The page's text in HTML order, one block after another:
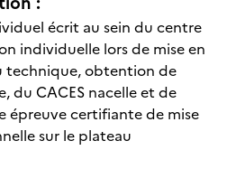
écrit au sein du centre
individuelle lors de mise en
technique, obtention de
du CACES nacelle et de
épreuve certifiante de mise
sur le plateau